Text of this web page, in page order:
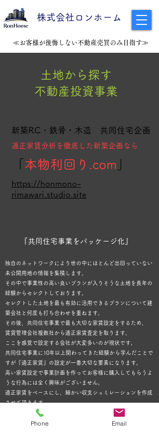
​株式会社ロンホーム
​ ≪お客様が後悔しない不動産売買のみ目指す≫
土地から探す
不動産投資事業
​新築RC・鉄骨・木造 共同住宅企画
​適正家賃分析を徹底した新築企画なら
本物利回り.com
https://honmono-
rimawari.studio.site
『共同住宅事業をパッケージ化』
独自のネットワークにより世の中にほとんど出回っていない
未公開用地の情報を集積します。
その中で事業性の高い良いプランが入りそうな土地を長年の
経験からセレクトしております。
セレクトした土地を最も有効に活用できるプランについて建
築会社と何度も打ち合わせを重ねます。
その後、共同住宅事業で最も大切な家賃設定をするため、
賃貸管理会社複数社から適正家賃査定を取ります。
ここを感覚で設定する会社が大変多いのが現状です。
共同住宅事業に10年以上関わってきた経験から学んだことで
すが『適正家賃』の設定が一番大切な要素になります。
高い家賃設定で事業計画を作ってお客様に購入してもらうよ
うな行為には全く興味がございません。
適正家賃をベースにし、細かい収支シュミレーションを作成
させて頂きます。
目標利回りは立地条件により多少変動しますが、
Phone Email